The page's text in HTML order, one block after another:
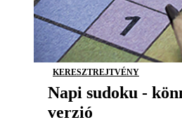
KERESZTREJTVÉNY
Napi sudoku -
verzió